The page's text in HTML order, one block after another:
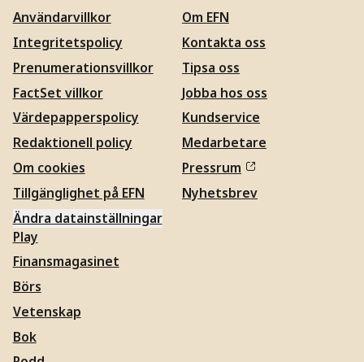
Användarvillkor
Integritetspolicy
Prenumerationsvillkor
FactSet villkor
Värdepapperspolicy
Redaktionell policy
Om cookies
Tillgänglighet på EFN
Ändra datainställningar
Om EFN
Kontakta oss
Tipsa oss
Jobba hos oss
Kundservice
Medarbetare
Pressrum
Nyhetsbrev
Play
Finansmagasinet
Börs
Vetenskap
Bok